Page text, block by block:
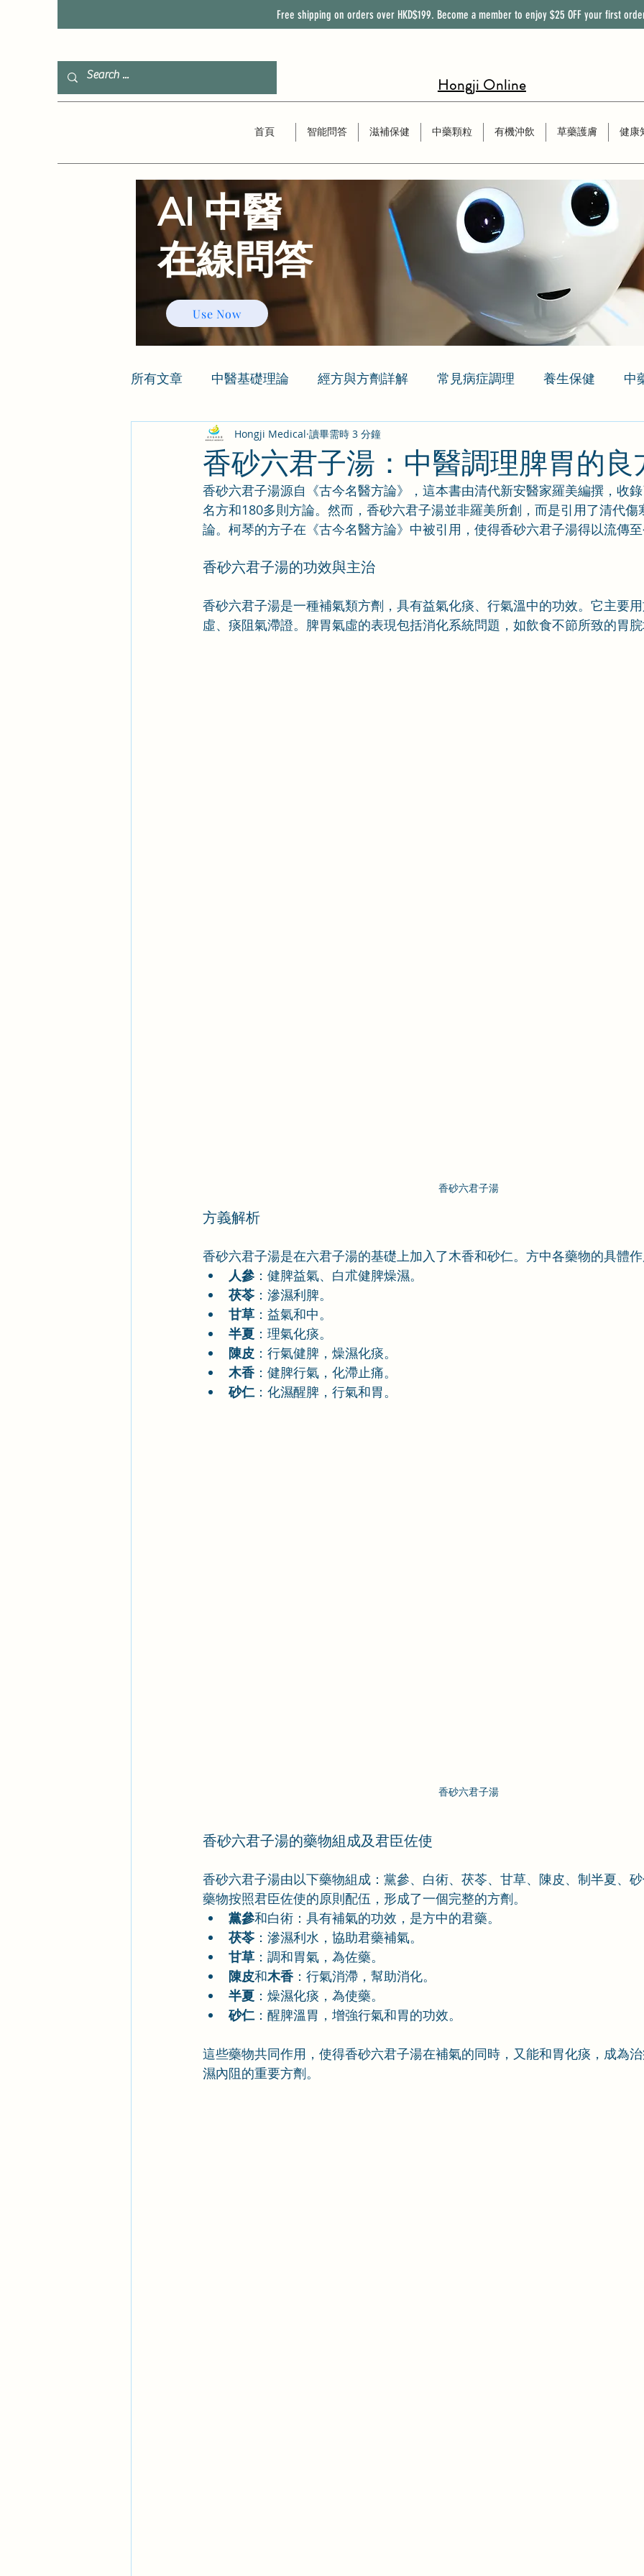
Free shipping on orders over HKD$199. Become a member to enjoy $25 OFF your first
Hongji Online
首頁 智能問答 滋補保健 中藥顆粒 有機沖飲 草藥護膚 健康
所有文章 中醫基礎理論 經方與方劑詳解 常見病症調理 養生保健 中
香砂六君子湯：中醫調理脾胃的良
Hongji Medical 讀畢需時 3 分鐘
香砂六君子湯源自《古今名醫方論》，這本書由清代新安醫家羅美編撰，收
名方和180多則方論。然而，香砂六君子湯並非羅美所創，而是引用了清代傷
論。柯琴的方子在《古今名醫方論》中被引用，使得香砂六君子湯得以流傳
香砂六君子湯的功效與主治
香砂六君子湯是一種補氣類方劑，具有益氣化痰、行氣溫中的功效。它主要
虛、痰阻氣滯證。脾胃氣虛的表現包括消化系統問題，如飲食不節所致的胃
香砂六君子湯
方義解析
香砂六君子湯是在六君子湯的基礎上加入了木香和砂仁。方中各藥物的具體
人參 ：健脾益氣、白朮健脾燥濕。
茯苓 ：滲濕利脾。
甘草 ：益氣和中。
半夏 ：理氣化痰。
陳皮 ：行氣健脾，燥濕化痰。
木香 ：健脾行氣，化滯止痛。
砂仁：化濕醒脾，行氣和胃。
香砂六君子湯
香砂六君子湯的藥物組成及君臣佐使
香砂六君子湯由以下藥物組成：黨參、白術、茯苓、甘草、陳皮、制半夏、
藥物按照君臣佐使的原則配伍，形成了一個完整的方劑。
黨參和白術：具有補氣的功效，是方中的君藥。
茯苓 ：滲濕利水，協助君藥補氣。
甘草 ：調和胃氣，為佐藥。
陳皮和木香 ：行氣消滯，幫助消化。
半夏 ：燥濕化痰，為使藥。
砂仁：醒脾溫胃，增強行氣和胃的功效。
這些藥物共同作用，使得香砂六君子湯在補氣的同時，又能和胃化痰，成為
濕內阻的重要方劑。
Use Now
AI 中醫
​在線問答